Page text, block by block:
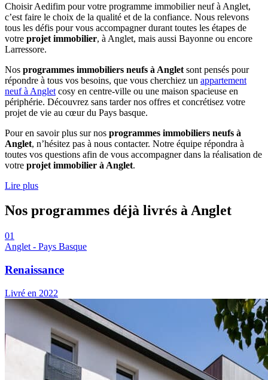
Choisir Aedifim pour votre programme immobilier neuf à Anglet,
c’est faire le choix de la qualité et de la confiance. Nous relevons
tous les défis pour vous accompagner durant toutes les étapes de
votre projet immobilier, à Anglet, mais aussi Bayonne ou encore
Larressore.
Nos programmes immobiliers neufs à Anglet sont pensés pour
répondre à tous vos besoins, que vous cherchiez un appartement
neuf à Anglet cosy en centre-ville ou une maison spacieuse en
périphérie. Découvrez sans tarder nos offres et concrétisez votre
projet de vie au cœur du Pays basque.
Pour en savoir plus sur nos programmes immobiliers neufs à
Anglet, n’hésitez pas à nous contacter. Notre équipe répondra à
toutes vos questions afin de vous accompagner dans la réalisation de
votre projet immobilier à Anglet.
Lire plus
Nos programmes déjà livrés à Anglet
01
Anglet - Pays Basque
Renaissance
Livré en 2022